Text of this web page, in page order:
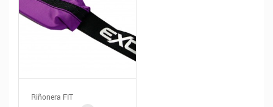
Riñonera FIT